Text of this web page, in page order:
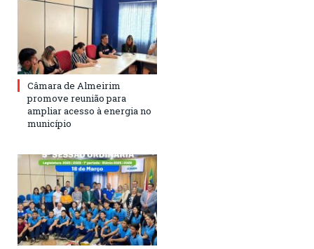
Câmara de Almeirim
promove reunião para
ampliar acesso à energia no
município